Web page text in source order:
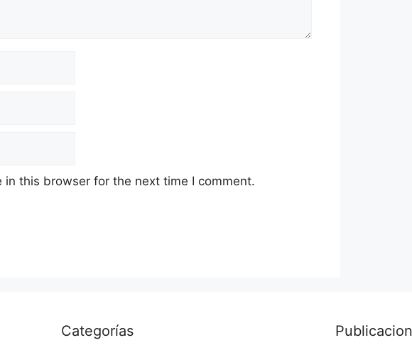
this browser for the next time I comment.
Categorías